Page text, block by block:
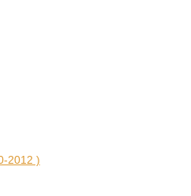
2012 )